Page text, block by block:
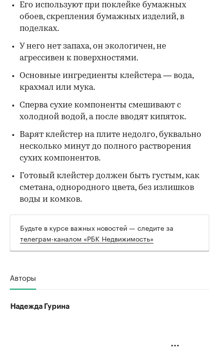
Его используют при поклейке бумажных
обоев, скрепления бумажных изделий, в
поделках.
У него нет запаха, он экологичен, не
агрессивен к поверхностями.
Основные ингредиенты клейстера — вода,
крахмал или мука.
Сперва сухие компоненты смешивают с
холодной водой, а после вводят кипяток.
Варят клейстер на плите недолго, буквально
несколько минут до полного растворения
сухих компонентов.
Готовый клейстер должен быть густым, как
сметана, однородного цвета, без излишков
воды и комков.
Будьте в курсе важных новостей — следите за
телеграм-каналом «РБК Недвижимость»
Авторы
Надежда Гурина